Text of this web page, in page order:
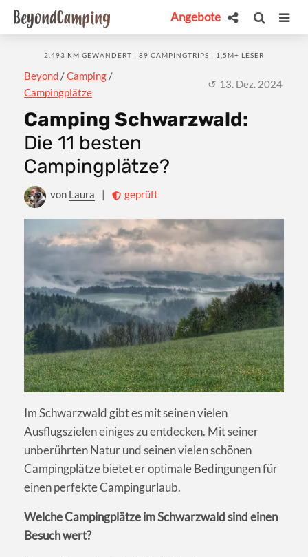
Angebote
Beyond /Camping /
Campingplätze
2.493 KM GEWANDERT | 89 CAMPINGTRIPS | 1,5M+ LESER
13. Dez. 2024
Camping Schwarzwald:
Die 11 besten
Campingplätze?
von Laura geprüft
Im Schwarzwald gibt es mit seinen vielen
Ausflugszielen einiges zu entdecken. Mit seiner
unberührten Natur und seinen vielen schönen
Campingplätze bietet er optimale Bedingungen für
einen perfekte Campingurlaub.
Welche Campingplätze im Schwarzwald sind einen
Besuch wert?